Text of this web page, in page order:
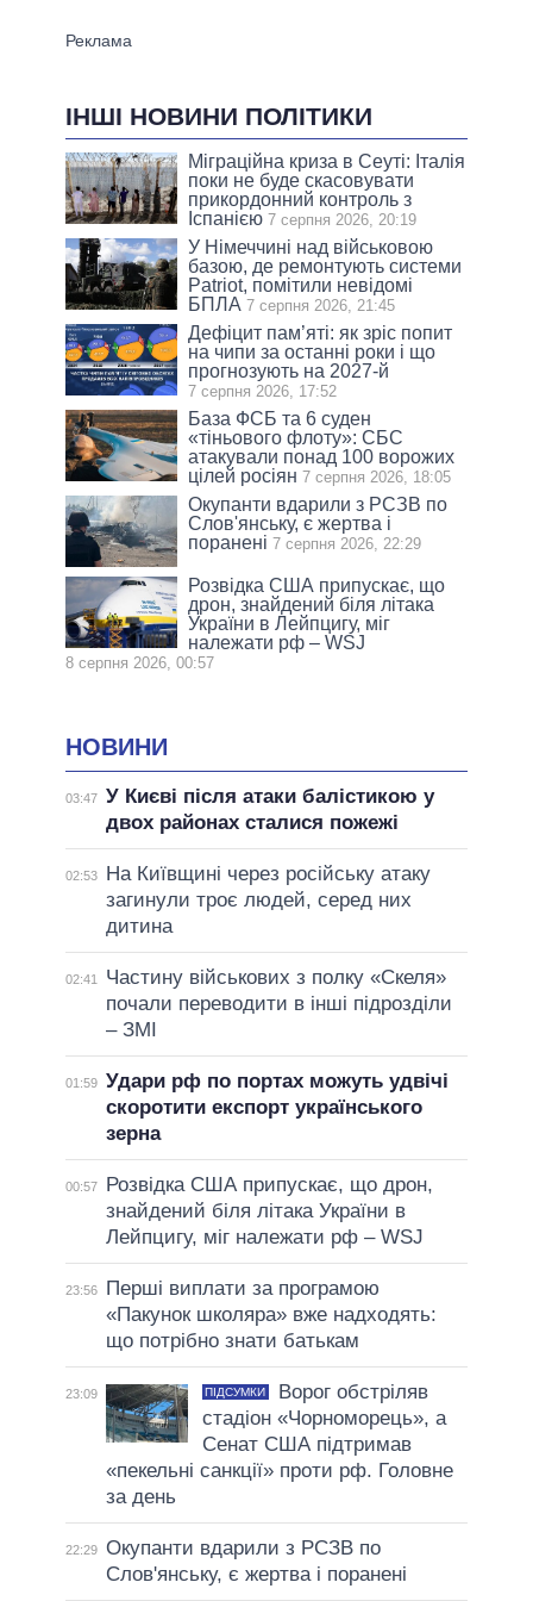
ІНШІ НОВИНИ ПОЛІТИКИ
Міграційна криза в Сеуті: Італія
поки не буде скасовувати
прикордонний контроль з
Іспанією 7 серпня 2026, 20:19
У Німеччині над військовою
базою, де ремонтують системи
Patriot, помітили невідомі
БПЛА 7 серпня 2026, 21:45
Дефіцит пам’яті: як зріс попит
на чипи за останні роки і що
прогнозують на 2027-й
7 серпня 2026, 17:52
База ФСБ та 6 суден
«тіньового флоту»: СБС
атакували понад 100 ворожих
цілей росіян 7 серпня 2026, 18:05
Окупанти вдарили з РСЗВ по
Слов'янську, є жертва і
поранені 7 серпня 2026, 22:29
Розвідка США припускає, що
дрон, знайдений біля літака
України в Лейпцигу, міг
належати рф – WSJ
8 серпня 2026, 00:57
НОВИНИ
03:47 У Києві після атаки балістикою у
двох районах сталися пожежі
02:53
На Київщині через російську атаку
загинули троє людей, серед них
дитина
02:41
Частину військових з полку «Скеля»
почали переводити в інші підрозділи
– ЗМІ
01:59 Удари рф по портах можуть удвічі
скоротити експорт українського
зерна
00:57
Розвідка США припускає, що дрон,
знайдений біля літака України в
Лейпцигу, міг належати рф – WSJ
23:56
Перші виплати за програмою
«Пакунок школяра» вже надходять:
що потрібно знати батькам
23:09 ПІДСУМКИ
Ворог обстріляв
стадіон «Чорноморець», а
Сенат США підтримав
«пекельні санкції» проти рф. Головне
за день
22:29 Окупанти вдарили з РСЗВ по
Слов'янську, є жертва і поранені